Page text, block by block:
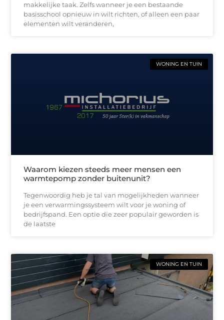
makkelijke taak. Zelfs wanneer je een bestaande
basisschool opnieuw in wilt richten, of alleen een paar
elementen wilt veranderen,
WONING EN TUIN
Waarom kiezen steeds meer mensen een
warmtepomp zonder buitenunit?
Tegenwoordig heb je tal van mogelijkheden wanneer
je een verwarmingssysteem wilt voor je woning of
bedrijfspand. Een optie die zeer populair geworden is
de laatste
WONING EN TUIN